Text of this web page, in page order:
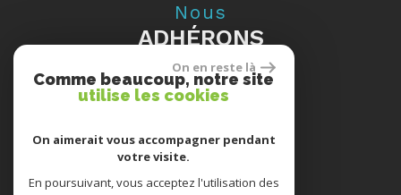
Nous
ADHÉRONS
Se
CONNECTER
On en reste là
Comme beaucoup, notre site
utilise les cookies
On aimerait vous accompagner pendant
votre visite.
En poursuivant, vous acceptez l'utilisation des